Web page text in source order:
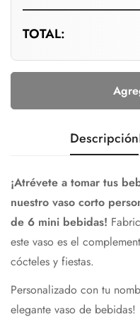
TOTAL:
Descripción
¡Atrévete a tomar tus
nuestro vaso corto
de 6 mini bebidas!
este vaso es el
cócteles y fiestas.
Personalizado con tu
elegante vaso de bebidas!